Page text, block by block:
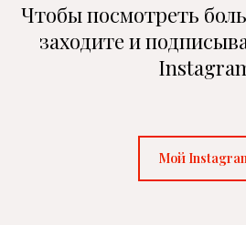
Чтобы посмотреть
заходите и
Мой